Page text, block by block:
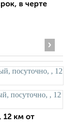
в черте
›
12 км от